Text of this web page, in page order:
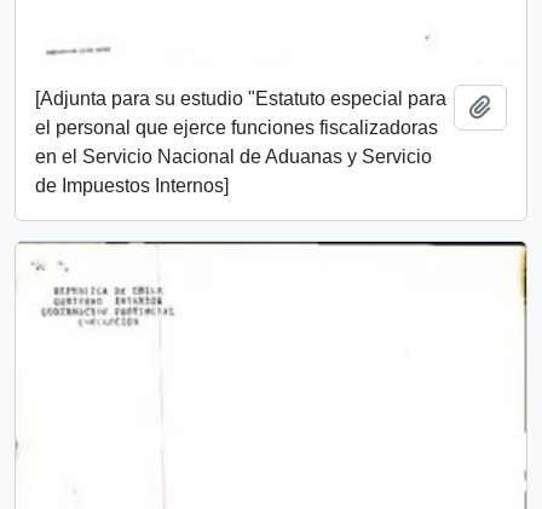
[Adjunta para su estudio "Estatuto especial para
el personal que ejerce funciones fiscalizadoras
en el Servicio Nacional de Aduanas y Servicio
de Impuestos Internos]